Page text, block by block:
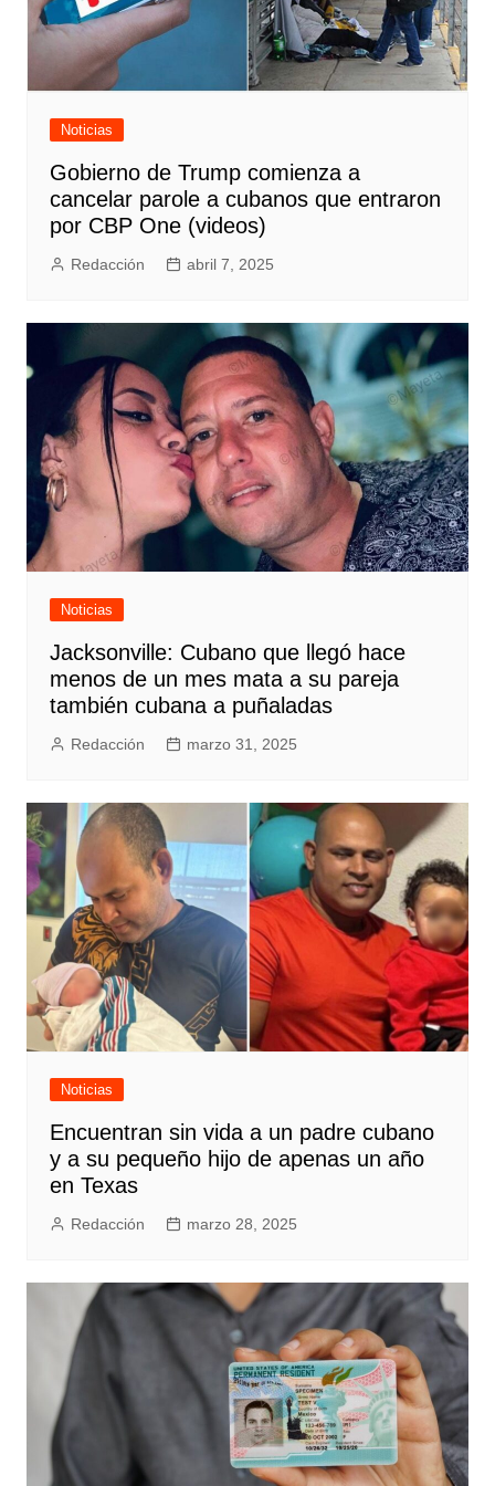
Noticias
Gobierno de Trump comienza a
cancelar parole a cubanos que entraron
por CBP One (videos)
Redacción abril 7, 2025
Noticias
Jacksonville: Cubano que llegó hace
menos de un mes mata a su pareja
también cubana a puñaladas
Redacción marzo 31, 2025
Noticias
Encuentran sin vida a un padre cubano
y a su pequeño hijo de apenas un año
en Texas
Redacción marzo 28, 2025